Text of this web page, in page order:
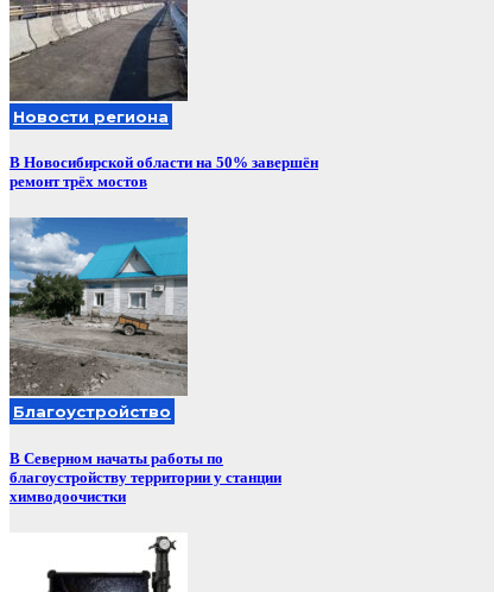
Новости региона
В Новосибирской области на 50% завершён
ремонт трёх мостов
Благоустройство
В Северном начаты работы по
благоустройству территории у станции
химводоочистки